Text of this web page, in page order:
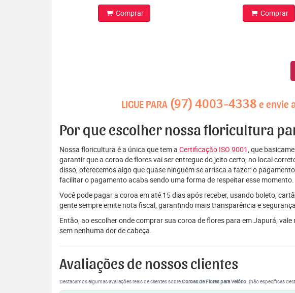
Comprar Comprar
LIGUE PARA (97) 4003-4338 e envie
Por que escolher nossa floricultura
Nossa floricultura é a única que tem a Certificação ISO 9001, que
garantir que a coroa de flores vai ser entregue do jeito certo, no local
disso, oferecemos algo que quase ninguém se arrisca a fazer: o
facilitar o pagamento acaba sendo uma forma de respeitar esse momento.
Você pode pagar a coroa em até 15 dias após receber, usando boleto,
gente sempre emite nota fiscal, garantindo mais transparência e
Então, ao escolher onde comprar sua coroa de flores para em Japurá,
sem nenhuma dor de cabeça.
Avaliações de nossos clientes
Destacamos algumas avaliações reais de clientes sobreCoroas de Flores para Velório. (não específicas